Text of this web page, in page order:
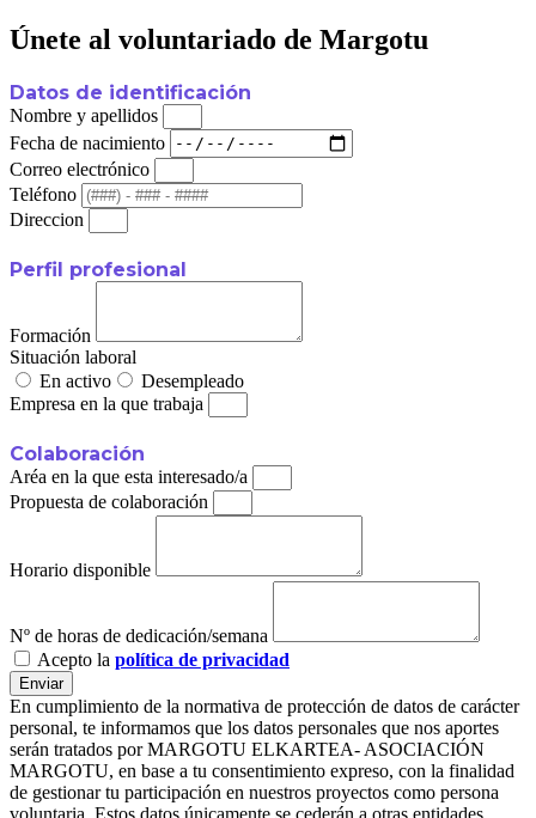
Únete al voluntariado de Margotu
Datos de identificación
Nombre y apellidos
Fecha de nacimiento
Correo electrónico
Teléfono
Direccion
Perfil profesional
Formación
Situación laboral
En activo
Desempleado
Empresa en la que trabaja
Colaboración
Aréa en la que esta interesado/a
Propuesta de colaboración
Horario disponible
Nº de horas de dedicación/semana
Acepto la política de privacidad
Enviar
En cumplimiento de la normativa de protección de datos de carácter
personal, te informamos que los datos personales que nos aportes
serán tratados por MARGOTU ELKARTEA- ASOCIACIÓN
MARGOTU, en base a tu consentimiento expreso, con la finalidad
de gestionar tu participación en nuestros proyectos como persona